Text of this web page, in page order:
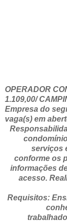
OPERADOR
1.109,00/
Empresa do
vaga(s) em
serviços
conforme os
informações
acesso.
Requisitos: